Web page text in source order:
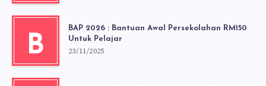
B
BAP 2026 : Bantuan Awal Persekolahan RM150
Untuk Pelajar
23/11/2025